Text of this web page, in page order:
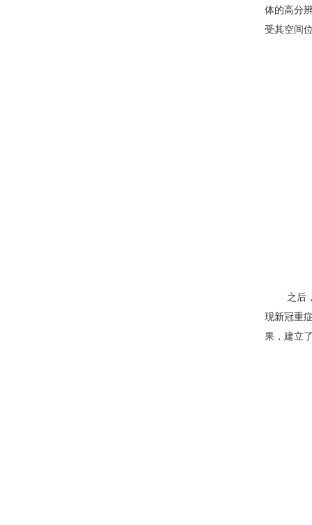
体的高分
受其空间
之后
现新冠重
果，建立